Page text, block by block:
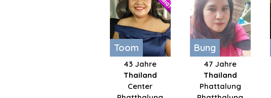
Toom
43 Jahre
Thailand
Center
Bung
47 Jahre
Thailand
Phattalung